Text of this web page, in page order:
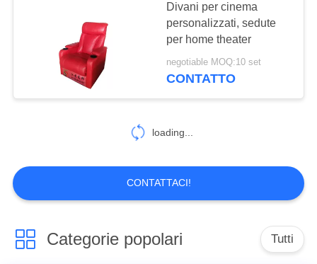
Divani per cinema
personalizzati, sedute
per home theater
negotiable MOQ:10 set
CONTATTO
loading...
CONTATTACI!
Categorie popolari Tutti